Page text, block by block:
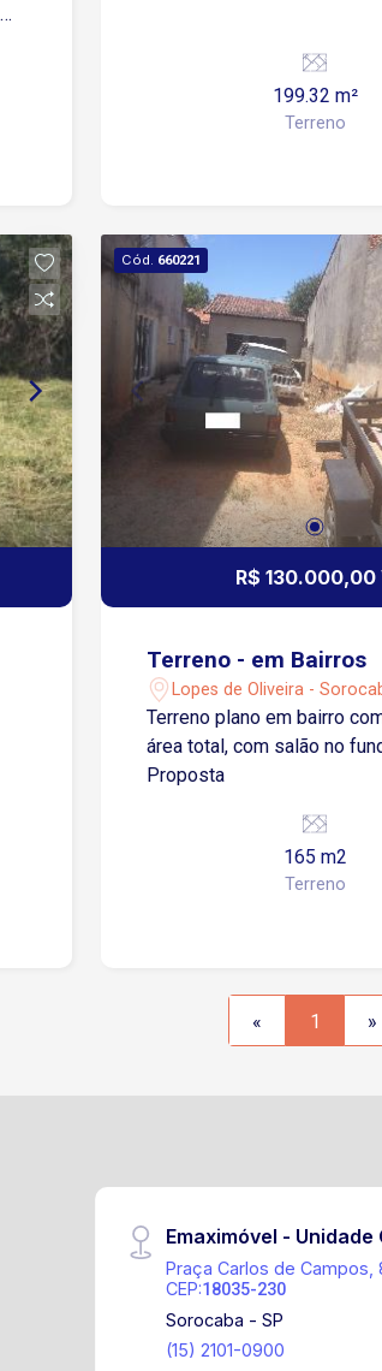
199.32 m²
Terreno
Cód. 660221
R$ 130.000,00
Terreno - em Bairros
Lopes de Oliveira -
Terreno plano em bairro
área total, com salão no fundo
Proposta
165 m2
Terreno
« 1 »
Emaximóvel - Unidade
Praça Carlos de Campos,
CEP:18035-230
Sorocaba - SP
(15) 2101-0900